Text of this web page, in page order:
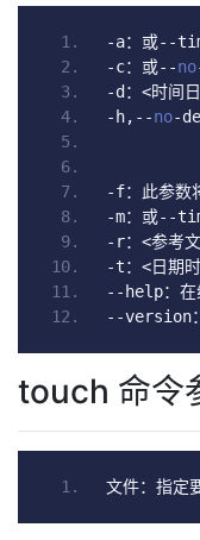
-a：或--
-c：或--no
-d ：<时间
- h,--no-
-f：此参数
-m：或--
- r：<参考
-t：<日期
-- help：在
--version
touch 命令
文件：指定